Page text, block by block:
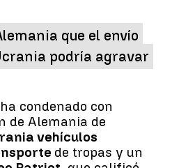
que el envío
podría agravar
condenado con
de Alemania de
vehículos
de tropas y un